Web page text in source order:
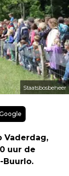
Staatsbosbeheer
Vaderdag,
uur de
Buurlo.